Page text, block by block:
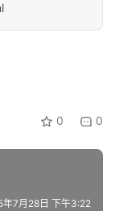
0 0
年7月28日 下午3:22